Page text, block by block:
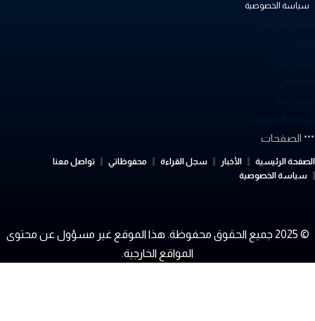
سياسة الخصوصية
الخصوصية
الصفحات
الرئيسية الأخبار سجل القراءة محفوظاتي
تواصل معنا
سياسة الخصوصية
© 2025 جميع الحقوق محفوظة. هذا الموقع غير مسؤول عن محتوى
المواقع الخارجية.